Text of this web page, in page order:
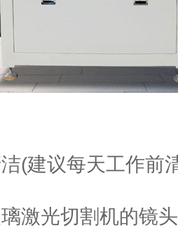
议每天工作前
光切割机的镜头